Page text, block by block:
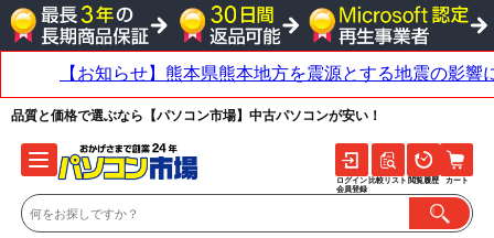
品質と価格で選ぶなら【パソコン市場】中古パソコンが安い！
ログイン
会員登録
比較リスト 閲覧履歴 カート